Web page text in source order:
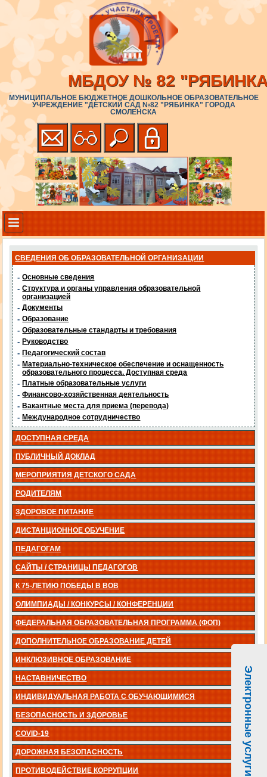
МБДОУ № 82
МУНИЦИПАЛЬНОЕ БЮДЖЕТНОЕ ДОШКОЛЬНОЕ ОБРАЗОВАТЕЛЬНОЕ
УЧРЕЖДЕНИЕ "ДЕТСКИЙ САД №82 "РЯБИНКА" ГОРОДА
СМОЛЕНСКА
СВЕДЕНИЯ ОБ ОБРАЗОВАТЕЛЬНОЙ ОРГАНИЗАЦИИ
- Основные сведения
- Структура и органы управления образовательной
организацией
- Документы
- Образование
- Образовательные стандарты и требования
- Руководство
- Педагогический состав
- Материально-техническое обеспечение и оснащенность
образовательного процесса. Доступная среда
- Платные образовательные услуги
- Финансово-хозяйственная деятельность
- Вакантные места для приема (перевода)
- Международное сотрудничество
ДОСТУПНАЯ СРЕДА
ПУБЛИЧНЫЙ ДОКЛАД
МЕРОПРИЯТИЯ ДЕТСКОГО САДА
РОДИТЕЛЯМ
ЗДОРОВОЕ ПИТАНИЕ
ДИСТАНЦИОННОЕ ОБУЧЕНИЕ
ПЕДАГОГАМ
САЙТЫ / СТРАНИЦЫ ПЕДАГОГОВ
К 75-ЛЕТИЮ ПОБЕДЫ В ВОВ
ОЛИМПИАДЫ / КОНКУРСЫ / КОНФЕРЕНЦИИ
ФЕДЕРАЛЬНАЯ ОБРАЗОВАТЕЛЬНАЯ ПРОГРАММА (ФОП)
ДОПОЛНИТЕЛЬНОЕ ОБРАЗОВАНИЕ ДЕТЕЙ
ИНКЛЮЗИВНОЕ ОБРАЗОВАНИЕ
НАСТАВНИЧЕСТВО
ИНДИВИДУАЛЬНАЯ РАБОТА С ОБУЧАЮЩИМИСЯ
БЕЗОПАСНОСТЬ И ЗДОРОВЬЕ
COVID-19
ДОРОЖНАЯ БЕЗОПАСНОСТЬ
ПРОТИВОДЕЙСТВИЕ КОРРУПЦИИ Электронные услуги